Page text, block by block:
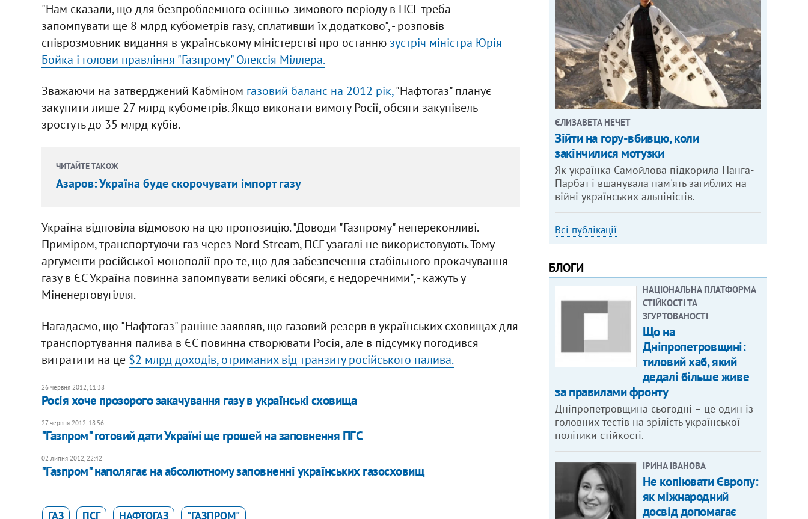
"Нам сказали, що для безпроблемного осінньо-зимового періоду в ПСГ треба
запомпувати ще 8 млрд кубометрів газу, сплативши їх додатково", - розповів
співрозмовник видання в українському міністерстві про останню зустріч міністра Юрія
Бойка і голови правління "Газпрому" Олексія Міллера.
Зважаючи на затверджений Кабміном газовий баланс на 2012 рік,"Нафтогаз" планує
закупити лише 27 млрд кубометрів. Якщо виконати вимогу Росії, обсяги закупівель
зростуть до 35 млрд кубів.
ЧИТАЙТЕ ТАКОЖ
Азаров: Україна буде скорочувати імпорт газу
Україна відповіла відмовою на цю пропозицію. "Доводи "Газпрому" непереконливі.
Приміром, транспортуючи газ через Nord Stream, ПСГ узагалі не використовують. Тому
аргументи російської монополії про те, що для забезпечення стабільного прокачування
газу в ЄС Україна повинна запомпувати великі обсяги, є недоречними", - кажуть у
Міненерговугілля.
Нагадаємо, що "Нафтогаз" раніше заявляв, що газовий резерв в українських сховищах для
транспортування палива в ЄС повинна створювати Росія, але в підсумку погодився
витратити на це $2 млрд доходів, отриманих від транзиту російського палива.
26 червня 2012, 11:38
Росія хоче прозорого закачування газу в українські сховища
27 червня 2012, 18:56
"Газпром" готовий дати Україні ще грошей на заповнення ПГС
02 липня 2012, 22:42
"Газпром" наполягає на абсолютному заповненні українських газосховищ
ГАЗ ПСГ НАФТОГАЗ "ГАЗПРОМ"
ЄЛИЗАВЕТА НЕЧЕТ
Зійти на гору-вбивцю, коли
закінчилися мотузки
Як українка Самойлова підкорила Нанга-
Парбат і вшанувала пам'ять загиблих на
війні українських альпіністів.
Всі публікації
БЛОГИ
НАЦІОНАЛЬНА ПЛАТФОРМА
СТІЙКОСТІ ТА
ЗГУРТОВАНОСТІ
Що на
Дніпропетровщині:
тиловий хаб, який
дедалі більше живе
за правилами фронту
Дніпропетровщина сьогодні – це один із
головних тестів на зрілість української
політики стійкості.
ІРИНА ІВАНОВА
Не копіювати Європу:
як міжнародний
досвід допомагає